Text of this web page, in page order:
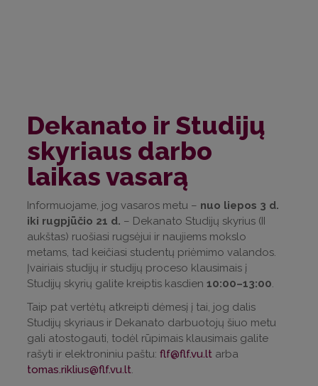
Dekanato ir Studijų
skyriaus darbo
laikas vasarą
Informuojame, jog vasaros metu – nuo liepos 3 d.
iki rugpjūčio 21 d. – Dekanato Studijų skyrius (II
aukštas) ruošiasi rugsėjui ir naujiems mokslo
metams, tad keičiasi studentų priėmimo valandos.
Įvairiais studijų ir studijų proceso klausimais į
Studijų skyrių galite kreiptis kasdien 10:00–13:00.
Taip pat vertėtų atkreipti dėmesį į tai, jog dalis
Studijų skyriaus ir Dekanato darbuotojų šiuo metu
gali atostogauti, todėl rūpimais klausimais galite
rašyti ir elektroniniu paštu: flf@flf.vu.lt arba
tomas.riklius@flf.vu.lt.